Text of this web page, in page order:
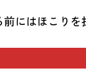
にはほこりを